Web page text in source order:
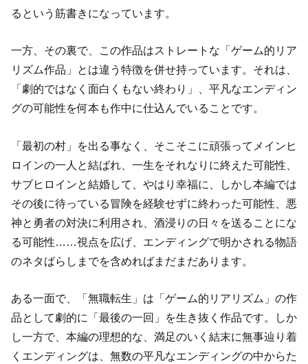
るという筋書きになっています。
一方、その裏で、この作品はストレートな「ゲーム的リア
リズム作品」とは違う特徴を併せ持っています。それは、
「劇的ではなく面白くもない終わり」、平凡なエンディン
グの可能性を何本も作中に仕込んでいることです。
「最初の村」を出る事なく、そこそこに頑張ってメインヒ
ロインの一人と結ばれ、一生をそれなりに終えた可能性、
サブヒロインと結婚して、やはり幸福に、しかし本編では
その後に待っている冒険を経験せずに終わった可能性、悪
神と勇者の対決に利用され、酒浸りの日々を送ることにな
る可能性……視点を広げ、エンディングで明かされる物語
のネタばらしまでを含めればまだまだあります。
ある一面で、「無職転生」は「ゲーム的リアリズム」の作
品として劇的に「最後の一回」を生き抜く作品です。しか
し一方で、本編の理想的な、満足のいく結末に無事辿り着
くエンディングは、無数の平凡なエンディングの中からた